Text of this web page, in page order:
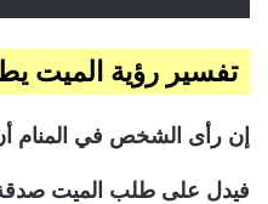
تفسير رؤية
إن رأى الشخص في
فيدل على طلب الميت صدقة